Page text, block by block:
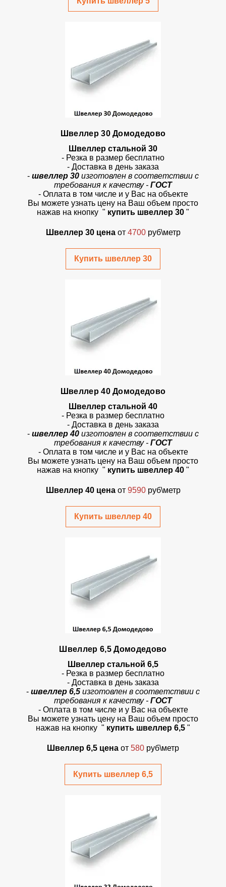
Швеллер 30 Домодедово
Швеллер стальной 30
- Резка в размер бесплатно
- Доставка в день заказа
- швеллер 30 изготовлен в соответствии с
требования к качеству - ГОСТ
- Оплата в том числе и у Вас на объекте
Вы можете узнать цену на Ваш объем просто
нажав на кнопку " купить швеллер 30 "
Швеллер 30 цена от 4700 руб\метр
Купить швеллер 30
Швеллер 40 Домодедово
Швеллер стальной 40
- Резка в размер бесплатно
- Доставка в день заказа
- швеллер 40 изготовлен в соответствии с
требования к качеству - ГОСТ
- Оплата в том числе и у Вас на объекте
Вы можете узнать цену на Ваш объем просто
нажав на кнопку " купить швеллер 40 "
Швеллер 40 цена от 9590 руб\метр
Купить швеллер 40
Швеллер 6,5 Домодедово
Швеллер стальной 6,5
- Резка в размер бесплатно
- Доставка в день заказа
- швеллер 6,5 изготовлен в соответствии с
требования к качеству - ГОСТ
- Оплата в том числе и у Вас на объекте
Вы можете узнать цену на Ваш объем просто
нажав на кнопку " купить швеллер 6,5 "
Швеллер 6,5 цена от 580 руб\метр
Купить швеллер 6,5